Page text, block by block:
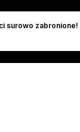
surowo zabronione!